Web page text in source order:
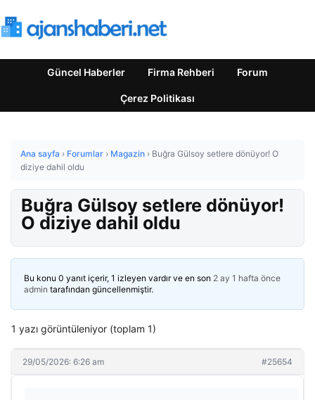
Güncel Haberler Firma Rehberi Forum
Çerez Politikası
Ana sayfa › Forumlar › Magazin › Buğra Gülsoy setlere dönüyor! O
diziye dahil oldu
Buğra Gülsoy setlere dönüyor!
O diziye dahil oldu
Bu konu 0 yanıt içerir, 1 izleyen vardır ve en son 2 ay 1 hafta önce
admin tarafından güncellenmiştir.
1 yazı görüntüleniyor (toplam 1)
29/05/2026: 6:26 am #25654